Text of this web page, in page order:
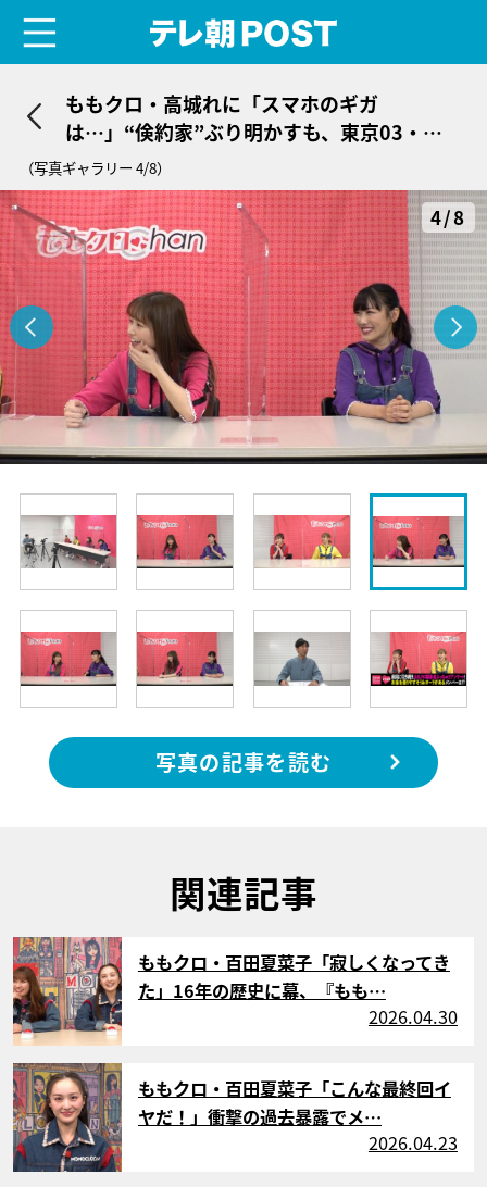
ももクロ・高城れに「スマホのギガ
は…」“倹約家”ぶり明かすも、東京03・飯
塚悟志「ケチじゃねぇか！」
（写真ギャラリー 4/8）
4/8
写真の記事を読む
関連記事
サムネイル
ももクロ・百田夏菜子「寂しくなってき
た」16年の歴史に幕、『もも…
2026.04.30
サムネイル
ももクロ・百田夏菜子「こんな最終回イ
ヤだ！」衝撃の過去暴露でメ…
2026.04.23